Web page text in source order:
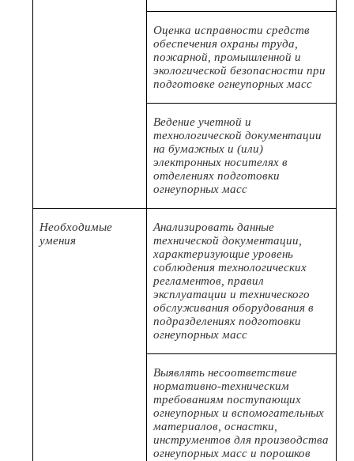
Оценка исправности средств
обеспечения охраны труда,
пожарной, промышленной и
экологической безопасности при
подготовке огнеупорных масс
Ведение учетной и
технологической документации
на бумажных и (или)
электронных носителях в
отделениях подготовки
огнеупорных масс
Необходимые
умения
Анализировать данные
технической документации,
характеризующие уровень
соблюдения технологических
регламентов, правил
эксплуатации и технического
обслуживания оборудования в
подразделениях подготовки
огнеупорных масс
Выявлять несоответствие
нормативно-техническим
требованиям поступающих
огнеупорных и вспомогательных
материалов, оснастки,
инструментов для производства
огнеупорных масс и порошков